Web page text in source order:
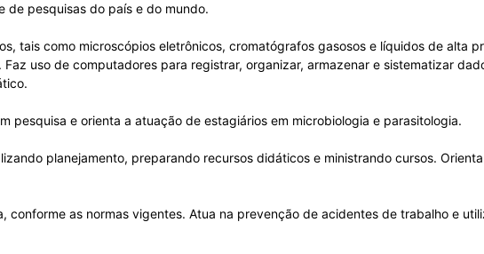
de pesquisas do país e do mundo.
tais como microscópios eletrônicos, cromatógrafos gasosos e líquidos de alta
uso de computadores para registrar, organizar, armazenar e sistematizar
pesquisa e orienta a atuação de estagiários em microbiologia e parasitologia.
planejamento, preparando recursos didáticos e ministrando cursos.
conforme as normas vigentes. Atua na prevenção de acidentes de trabalho e